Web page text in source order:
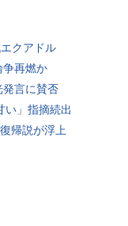
クアドル
争再燃か
発言に賛否
い」指摘続出
帰説が浮上